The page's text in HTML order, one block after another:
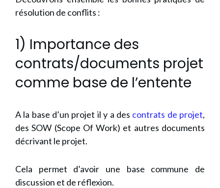
résolution de conflits :
1) Importance des
contrats/documents projet
comme base de l’entente
A la base d’un projet il y a des contrats de projet,
des SOW (Scope Of Work) et autres documents
décrivant le projet.
Cela permet d’avoir une base commune de
discussion et de réflexion.